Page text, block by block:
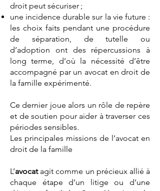
droit peut sécuriser ;
une incidence durable sur la vie future :
les choix faits pendant une procédure
de séparation, de tutelle ou
d’adoption ont des répercussions à
long terme, d’où la nécessité d’être
accompagné par un avocat en droit de
la famille expérimenté.
Ce dernier joue alors un rôle de repère
et de soutien pour aider à traverser ces
périodes sensibles.
Les principales missions de l’avocat en
droit de la famille
L’avocatagit comme un précieux allié à
chaque étape d’un litige ou d’une